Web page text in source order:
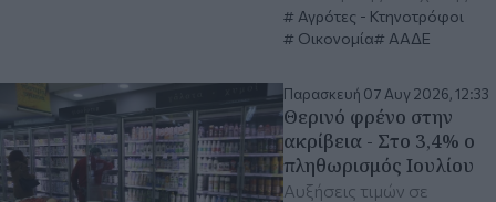
Αγρότες - Κτηνοτρόφοι
Οικονομία
ΑΑΔΕ
Παρασκευή 07 Αυγ 2026, 12:33
Θερινό φρένο στην
ακρίβεια - Στο 3,4% ο
πληθωρισμός Ιουλίου
Αυξήσεις τιμών σε